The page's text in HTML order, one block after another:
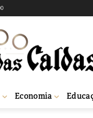
Economia